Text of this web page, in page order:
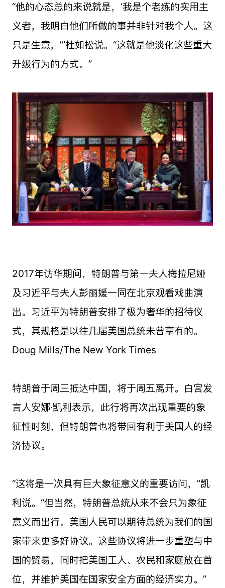
“他的心态总的来说就是，‘我是个老练的实用主
义者，我明白他们所做的事并非针对我个人。这
只是生意，’”杜如松说。“这就是他淡化这些重大
升级行为的方式。”
2017年访华期间，特朗普与第一夫人梅拉尼娅
及习近平与夫人彭丽媛一同在北京观看戏曲演
出。习近平为特朗普安排了极为奢华的招待仪
式，其规格是以往几届美国总统未曾享有的。
Doug Mills/The New York Times
特朗普于周三抵达中国，将于周五离开。白宫发
言人安娜·凯利表示，此行将再次出现重要的象
征性时刻，但特朗普也将带回有利于美国人的经
济协议。
“这将是一次具有巨大象征意义的重要访问，”凯
利说。“但当然，特朗普总统从来不会只为象征
意义而出行。美国人民可以期待总统为我们的国
家带来更多好协议。这些协议将进一步重塑与中
国的贸易，同时把美国工人、农民和家庭放在首
位，并维护美国在国家安全方面的经济实力。”